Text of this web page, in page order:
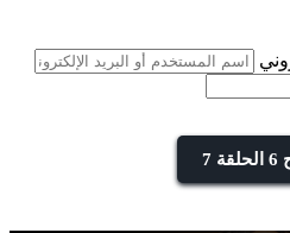
7